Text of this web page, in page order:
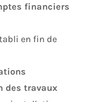
financiers
en fin de
des travaux